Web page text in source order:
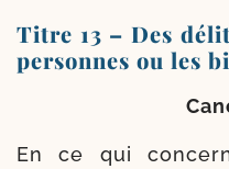
Titre 13 – Des
personnes ou les
En ce qui